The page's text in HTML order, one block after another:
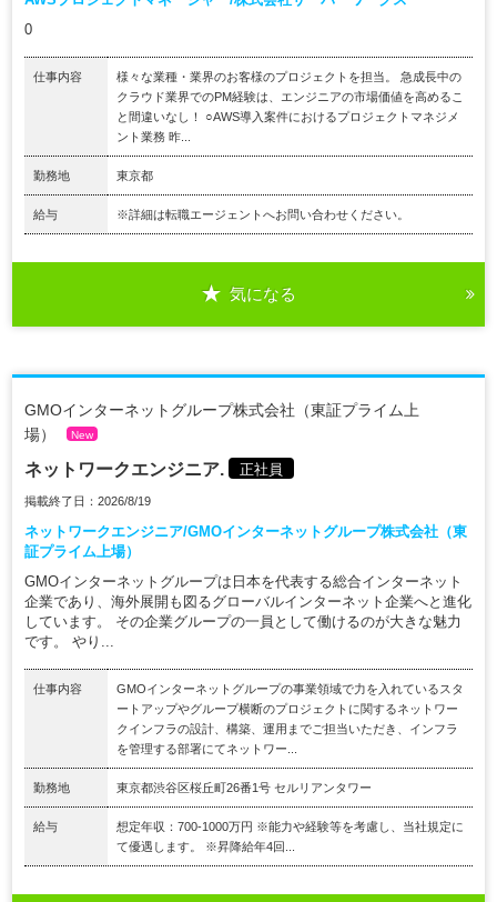
0
仕事内容
様々な業種・業界のお客様のプロジェクトを担当。 急成長中の
クラウド業界でのPM経験は、エンジニアの市場価値を高めるこ
と間違いなし！ ○AWS導入案件におけるプロジェクトマネジメ
ント業務 昨...
勤務地 東京都
給与 ※詳細は転職エージェントへお問い合わせください。
気になる
GMOインターネットグループ株式会社（東証プライム上
場）
New
ネットワークエンジニア. 正社員
掲載終了日：2026/8/19
ネットワークエンジニア/GMOインターネットグループ株式会社（東
証プライム上場）
GMOインターネットグループは日本を代表する総合インターネット
企業であり、海外展開も図るグローバルインターネット企業へと進化
しています。 その企業グループの一員として働けるのが大きな魅力
です。 やり...
仕事内容
GMOインターネットグループの事業領域で力を入れているスタ
ートアップやグループ横断のプロジェクトに関するネットワー
クインフラの設計、構築、運用までご担当いただき、インフラ
を管理する部署にてネットワー...
勤務地 東京都渋谷区桜丘町26番1号 セルリアンタワー
給与
想定年収：700-1000万円 ※能力や経験等を考慮し、当社規定に
て優遇します。 ※昇降給年4回...